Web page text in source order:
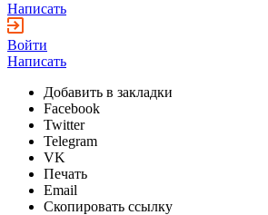
Написать
Войти
Написать
Добавить в закладки
Facebook
Twitter
Telegram
VK
Печать
Email
Скопировать ссылку